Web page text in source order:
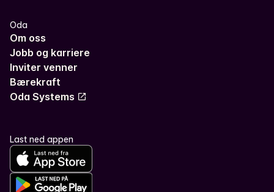
Oda
Om oss
Jobb og karriere
Inviter venner
Bærekraft
Oda Systems
Last ned appen